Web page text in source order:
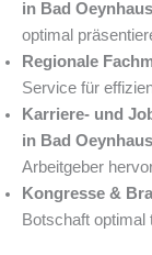
in Bad
optimal
Regionale
Service für
Karriere- und
in Bad
Arbeitgeber
Kongresse &
Botschaft optimal